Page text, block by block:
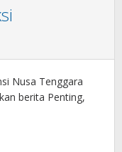
Nusa Tenggara
berita Penting,